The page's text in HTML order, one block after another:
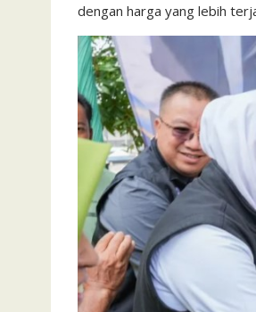
dengan harga yang lebih